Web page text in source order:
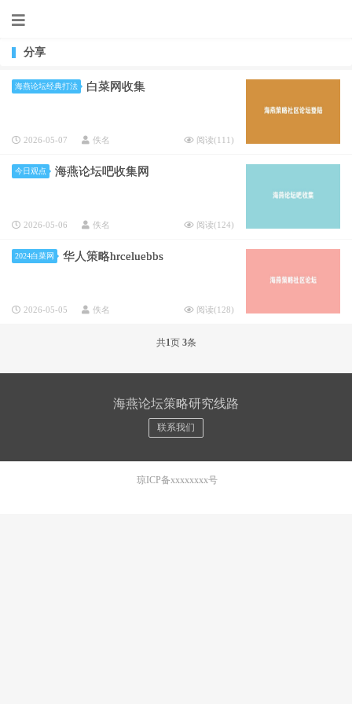
分享
海燕论坛经典打法 白菜网收集
2026-05-07 佚名 阅读(111 )
今日观点 海燕论坛吧收集网
2026-05-06 佚名 阅读(124)
2024白菜网 华人策略hrceluebbs
2026-05-05 佚名 阅读(128)
共1页 3条
海燕论坛策略研究线路
联系我们
琼ICP备xxxxxxxx号